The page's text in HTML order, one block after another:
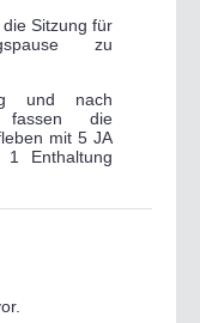
Sitzung für
zu
und nach
fassen die
mit 5 JA
Enthaltung